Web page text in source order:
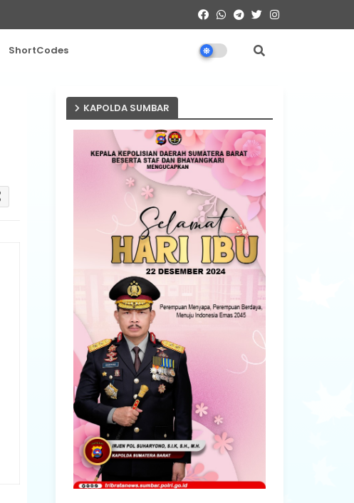
ShortCodes
KAPOLDA SUMBAR